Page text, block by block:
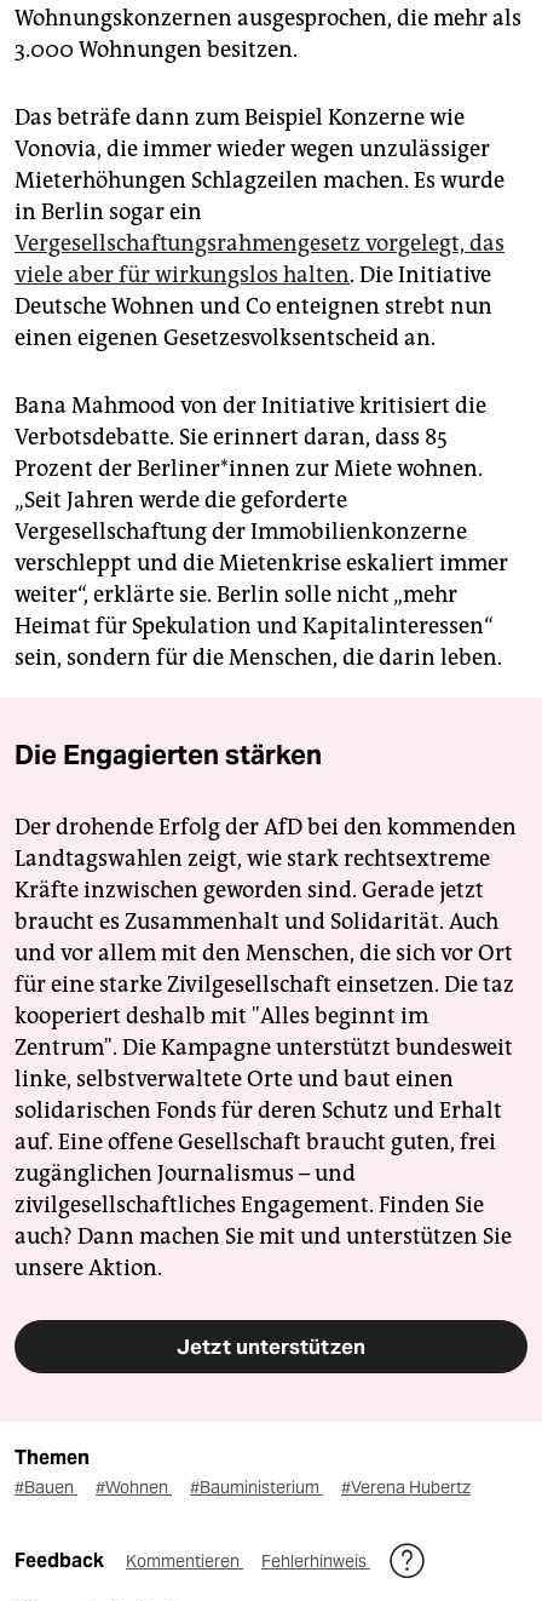
Wohnungskonzernen ausgesprochen, die mehr als
3.000 Wohnungen besitzen.
Das beträfe dann zum Beispiel Konzerne wie
Vonovia, die immer wieder wegen unzulässiger
Mieterhöhungen Schlagzeilen machen. Es wurde
in Berlin sogar ein
Vergesellschaftungsrahmengesetz vorgelegt, das
viele aber für wirkungslos halten. Die Initiative
Deutsche Wohnen und Co enteignen strebt nun
einen eigenen Gesetzesvolksentscheid an.
Bana Mahmood von der Initiative kritisiert die
Verbotsdebatte. Sie erinnert daran, dass 85
Prozent der Ber­li­ne­r*in­nen zur Miete wohnen.
„Seit Jahren werde die geforderte
Vergesellschaftung der Immobilienkonzerne
verschleppt und die Mietenkrise eskaliert immer
weiter“, erklärte sie. Berlin solle nicht „mehr
Heimat für Spekulation und Kapitalinteressen“
sein, sondern für die Menschen, die darin leben.
Die Engagierten stärken
Der drohende Erfolg der AfD bei den kommenden
Landtagswahlen zeigt, wie stark rechtsextreme
Kräfte inzwischen geworden sind. Gerade jetzt
braucht es Zusammenhalt und Solidarität. Auch
und vor allem mit den Menschen, die sich vor Ort
für eine starke Zivilgesellschaft einsetzen. Die taz
kooperiert deshalb mit "Alles beginnt im
Zentrum". Die Kampagne unterstützt bundesweit
linke, selbstverwaltete Orte und baut einen
solidarischen Fonds für deren Schutz und Erhalt
auf. Eine offene Gesellschaft braucht guten, frei
zugänglichen Journalismus – und
zivilgesellschaftliches Engagement. Finden Sie
auch? Dann machen Sie mit und unterstützen Sie
unsere Aktion.
Jetzt unterstützen
Themen
#Bauen #Wohnen #Bauministerium #Verena Hubertz
Feedback Kommentieren Fehlerhinweis